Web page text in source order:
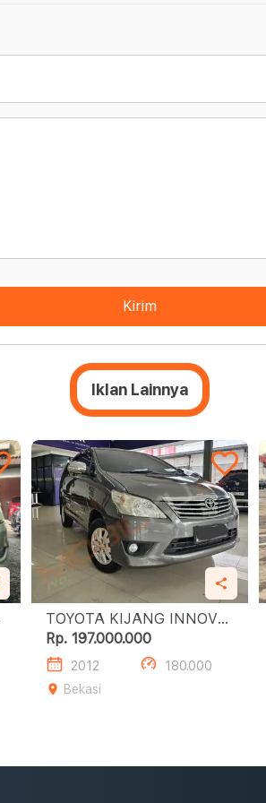
Kirim
Iklan Lainnya
TOYOTA KIJANG INNOVA
2.5L G M/T
Rp. 197.000.000
2012
180.000
Bekasi